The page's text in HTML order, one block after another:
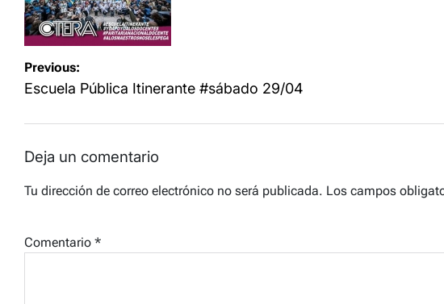
Navegación
de
Previous:
Escuela Pública Itinerante #sábado 29/04
Deja un comentario
Tu dirección de correo electrónico no será publicada. Los campos
Comentario *